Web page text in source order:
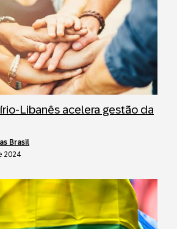
Libanês acelera gestão da
Brasil
2024